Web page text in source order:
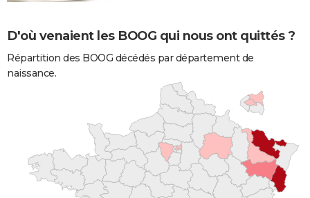
D'où venaient les BOOG qui nous ont quittés ?
Répartition des BOOG décédés par département de
naissance.